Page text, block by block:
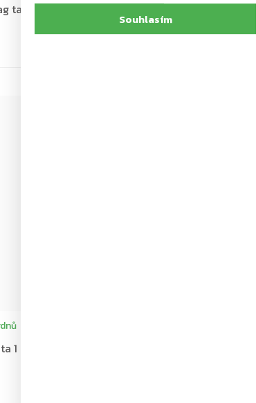
Souhlasím
taška
Do košíku
Rottner
889 Kč
1 ohnivzdorný box,